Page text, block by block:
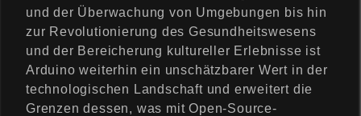
und der Überwachung von Umgebungen bis hin
zur Revolutionierung des Gesundheitswesens
und der Bereicherung kultureller Erlebnisse ist
Arduino weiterhin ein unschätzbarer Wert in der
technologischen Landschaft und erweitert die
Grenzen dessen, was mit Open-Source-